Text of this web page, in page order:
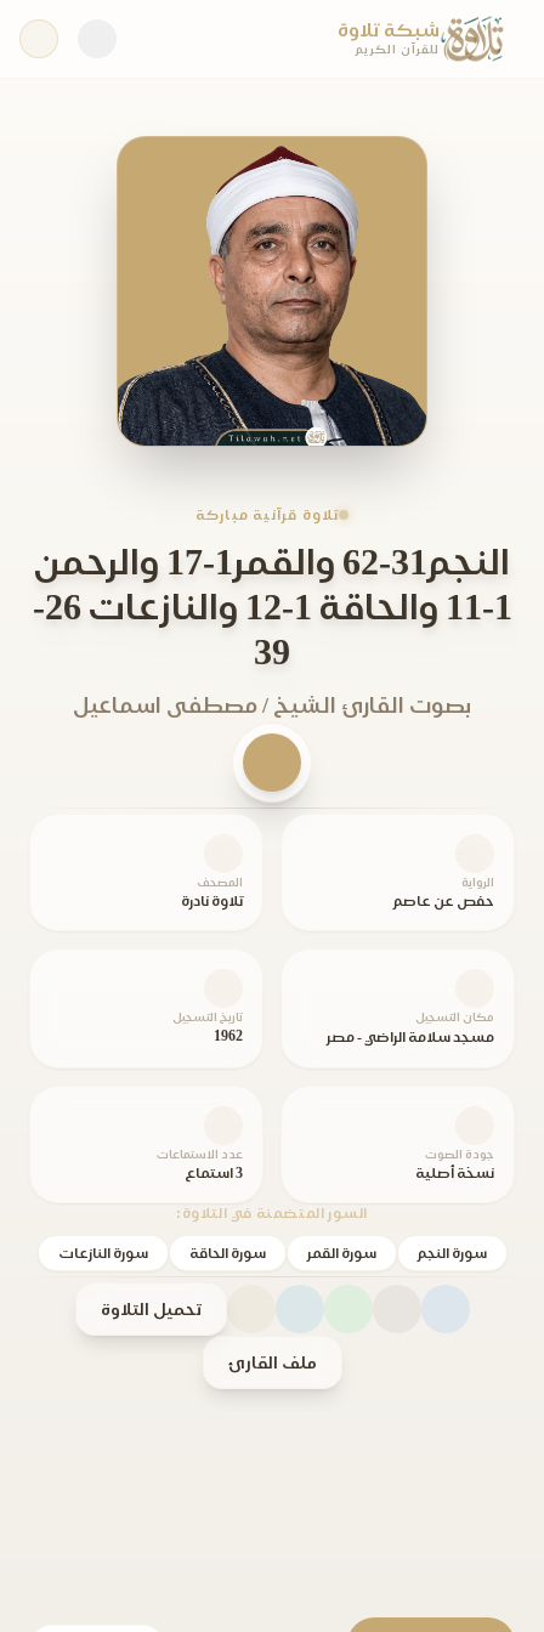
شبكة تلاوة
للقرآن الكريم
تلاوة قرآنية مباركة
النجم31-62 والقمر1-17 والرحمن
1-11 والحاقة 1-12 والنازعات 26-
39
بصوت القارئ الشيخ / مصطفى اسماعيل
الرواية
حفص عن عاصم
المصحف
تلاوة نادرة
مكان التسجيل
مسجد سلامة الراضي - مصر
تاريخ التسجيل
1962
جودة الصوت
نسخة أصلية
عدد الاستماعات
3 استماع
السور المتضمنة في التلاوة:
سورة النجم سورة القمر سورة الحاقة سورة النازعات
تحميل التلاوة
ملف القارئ